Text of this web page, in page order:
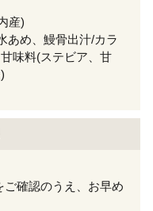
産)
あめ、鰻骨出汁/カラ
味料(ステビア、甘
確認のうえ、お早め